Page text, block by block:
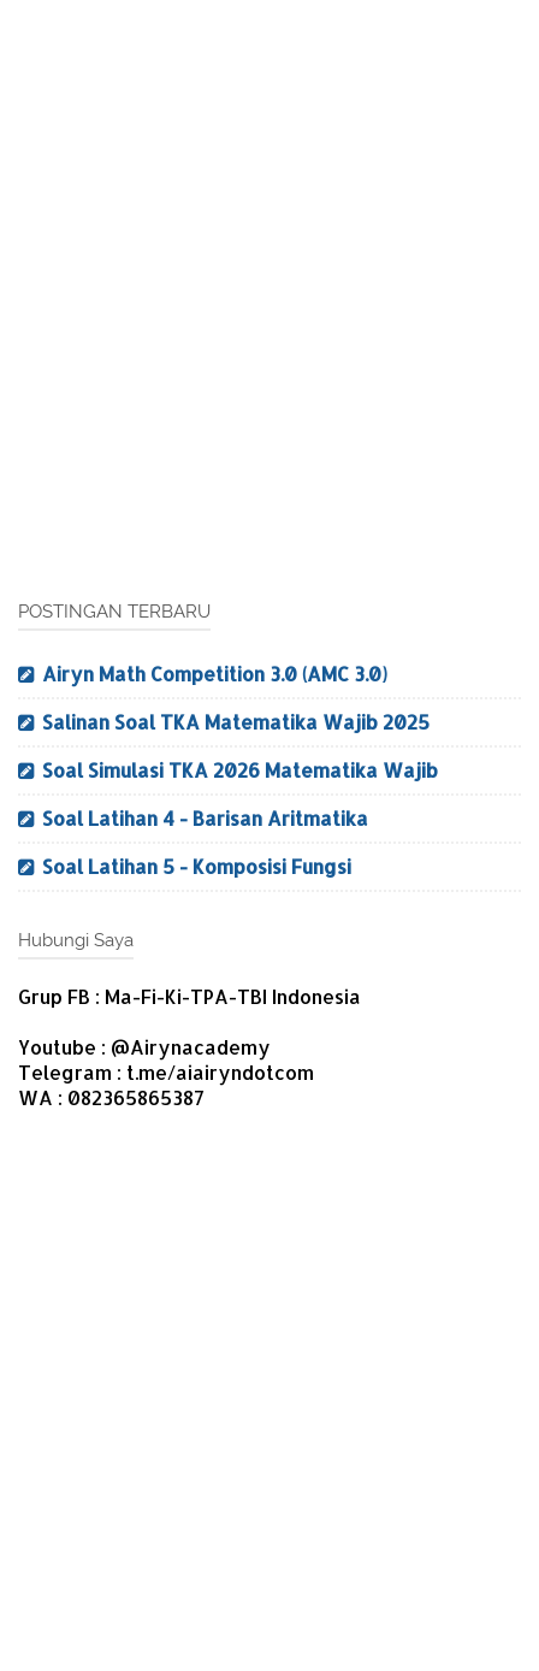
POSTINGAN TERBARU
Airyn Math Competition 3.0 (AMC 3.0)
Salinan Soal TKA Matematika Wajib 2025
Soal Simulasi TKA 2026 Matematika Wajib
Soal Latihan 4 - Barisan Aritmatika
Soal Latihan 5 - Komposisi Fungsi
Hubungi Saya
Grup FB : Ma-Fi-Ki-TPA-TBI Indonesia
Youtube : @Airynacademy
Telegram : t.me/aiairyndotcom
WA : 082365865387